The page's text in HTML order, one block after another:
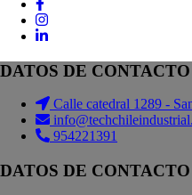
DATOS DE
Calle catedral 1289 -
954221391
DATOS DE